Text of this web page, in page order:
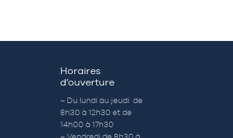
Horaires
d’ouverture
– Du lundi au jeudi de
8h30 à 12h30 et de
14h00 à 17h30